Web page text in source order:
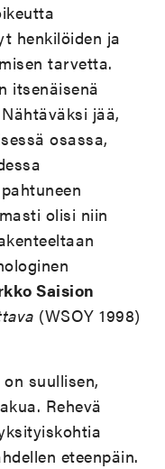
henkilöiden ja
tarvetta.
itsenäisenä
jää,
osassa,
olisi niin
Saision
(WSOY 1998)
suullisen,
Rehevä
eteenpäin.